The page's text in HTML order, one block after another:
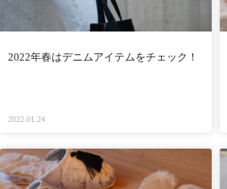
2022年春はデニムアイテムをチェック！
2022.01.24